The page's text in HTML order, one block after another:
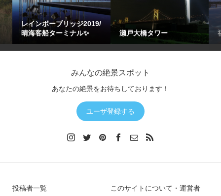
レインボーブリッジ2019/
晴海客船ターミナル✨
瀬戸大橋タワー
みんなの絶景スポット
あなたの絶景をお待ちしております！
ユーザ登録する
投稿者一覧 このサイトについて・運営者